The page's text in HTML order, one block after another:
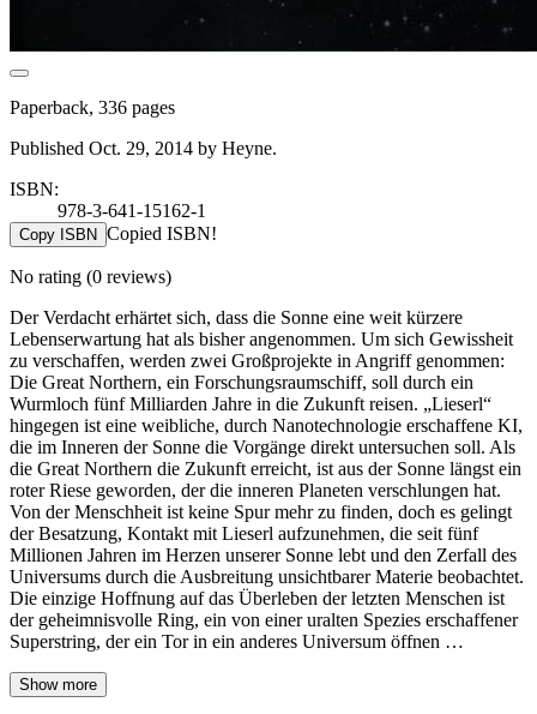
Paperback, 336 pages
Published Oct. 29, 2014 by Heyne.
ISBN:
978-3-641-15162-1
Copy ISBN Copied ISBN!
No rating (0 reviews)
Der Verdacht erhärtet sich, dass die Sonne eine weit kürzere
Lebenserwartung hat als bisher angenommen. Um sich Gewissheit
zu verschaffen, werden zwei Großprojekte in Angriff genommen:
Die Great Northern, ein Forschungsraumschiff, soll durch ein
Wurmloch fünf Milliarden Jahre in die Zukunft reisen. „Lieserl“
hingegen ist eine weibliche, durch Nanotechnologie erschaffene KI,
die im Inneren der Sonne die Vorgänge direkt untersuchen soll. Als
die Great Northern die Zukunft erreicht, ist aus der Sonne längst ein
roter Riese geworden, der die inneren Planeten verschlungen hat.
Von der Menschheit ist keine Spur mehr zu finden, doch es gelingt
der Besatzung, Kontakt mit Lieserl aufzunehmen, die seit fünf
Millionen Jahren im Herzen unserer Sonne lebt und den Zerfall des
Universums durch die Ausbreitung unsichtbarer Materie beobachtet.
Die einzige Hoffnung auf das Überleben der letzten Menschen ist
der geheimnisvolle Ring, ein von einer uralten Spezies erschaffener
Superstring, der ein Tor in ein anderes Universum öffnen …
Show more